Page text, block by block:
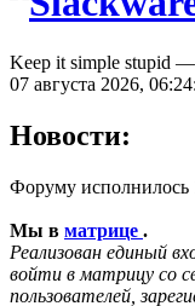
Keep it simple stupid
07 августа 2026,
Новости:
Форуму исполнилось
Мы в матрице .
Реализован единый
войти в матрицу со
пользователей,